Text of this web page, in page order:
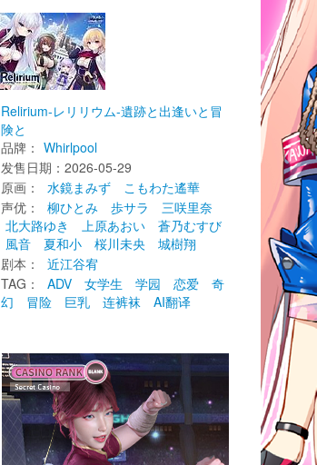
Relirium-レリリウム-遺跡と出逢いと冒
険と
品牌： Whirlpool
发售日期：2026-05-29
原画：
水鏡まみず
こもわた遙華
声优：
柳ひとみ 歩サラ
三咲里奈
北大路ゆき
上原あおい
蒼乃むすび
風音
夏和小 桜川未央
城樹翔
剧本：
近江谷宥
TAG：
ADV 女学生 学园 恋爱
奇
幻
冒险 巨乳 连裤袜 AI翻译